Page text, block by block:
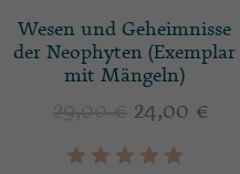
Wesen und Geheimnisse
der Neophyten (Exemplar
mit Mängeln)
24,00 €